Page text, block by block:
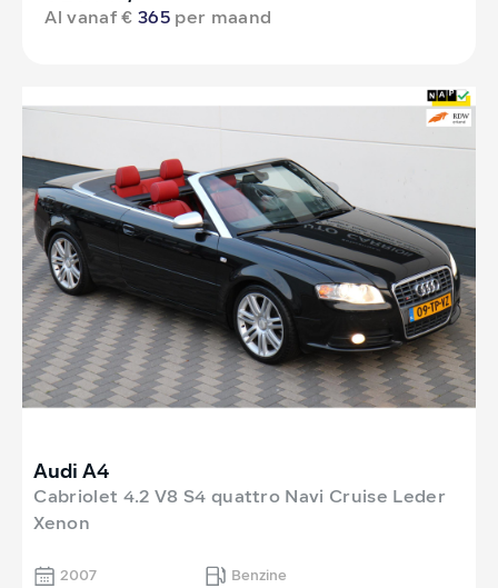
Al vanaf €365 per maand
Audi A4
Cabriolet 4.2 V8 S4 quattro Navi Cruise Leder
Xenon
2007
Benzine